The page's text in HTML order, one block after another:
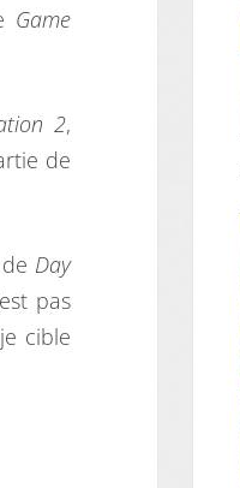
Game
2,
de
Day
pas
cible